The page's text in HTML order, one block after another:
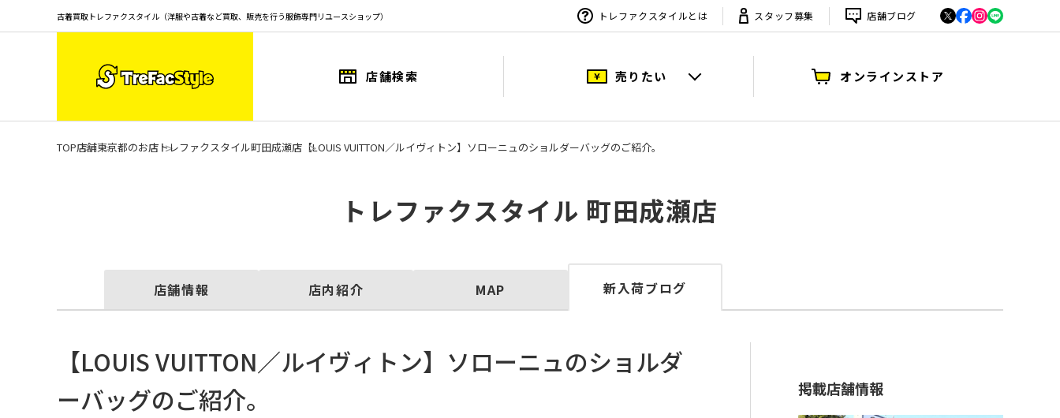
古着買取トレファクスタイル（洋服や古着など買取、販売を行う服飾専門リユースショップ） トレファクスタイルとは スタッフ募集 店舗ブログ
店舗検索 売りたい オンラインストア
TOP店舗東京都のお店 トレファクスタイル町田成瀬店 【LOUIS VUITTON／ルイヴィトン】ソローニュのショルダーバッグのご紹介。
トレファクスタイル 町田成瀬店
店舗情報 店内紹介 MAP 新入荷ブログ
【LOUIS VUITTON／ルイヴィトン】ソローニュのショルダ
ーバッグのご紹介。
掲載店舗情報